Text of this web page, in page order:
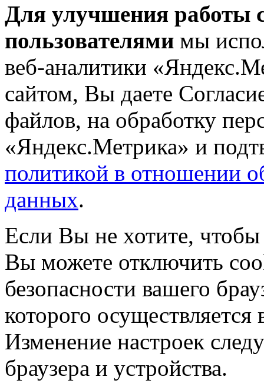
Для улучшения работы
пользователями мы
веб-аналитики
сайтом, Вы даете
файлов, на обработку
«Яндекс.Метрика» и
политикой в отношении
данных.
Если Вы не хотите,
Вы можете отключить
безопасности вашего
которого
Изменение настроек
браузера и устройства.